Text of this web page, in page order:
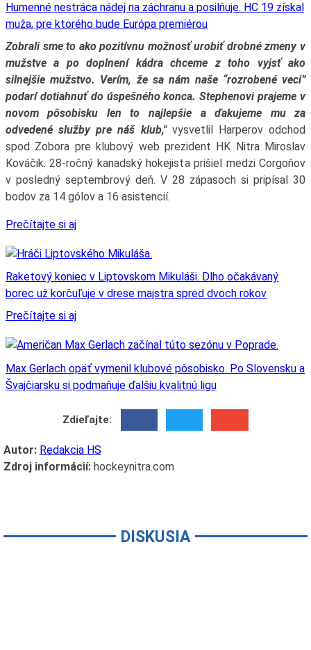
Humenné nestráca nádej na záchranu a posilňuje. HC 19 získal
muža, pre ktorého bude Európa premiérou
Zobrali sme to ako pozitívnu možnosť urobiť drobné zmeny v
mužstve a po doplnení kádra chceme z toho vyjsť ako
silnejšie mužstvo. Verím, že sa nám naše “rozrobené veci”
podarí dotiahnuť do úspešného konca. Stephenovi prajeme v
novom pôsobisku len to najlepšie a ďakujeme mu za
odvedené služby pre náš klub,"vysvetlil Harperov odchod
spod Zobora pre klubový web prezident HK Nitra Miroslav
Kováčik. 28-ročný kanadský hokejista prišiel medzi Corgoňov
v posledný septembrový deň. V 28 zápasoch si pripísal 30
bodov za 14 gólov a 16 asistencií.
Prečítajte si aj
Raketový koniec v Liptovskom Mikuláši. Dlho očakávaný
borec už korčuľuje v drese majstra spred dvoch rokov
Prečítajte si aj
Max Gerlach opäť vymenil klubové pôsobisko. Po Slovensku a
Švajčiarsku si podmaňuje ďalšiu kvalitnú ligu
Zdieľajte:
Autor: Redakcia HS
Zdroj informácií:hockeynitra.com
DISKUSIA